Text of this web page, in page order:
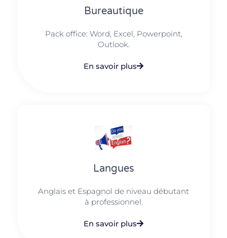
Bureautique
Pack office: Word, Excel, Powerpoint,
Outlook.​
En savoir plus
Langues
Anglais et Espagnol de niveau débutant
à professionnel.
En savoir plus